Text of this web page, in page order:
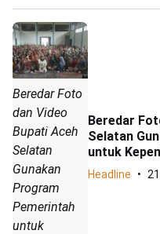
Beredar Foto
dan Video
Bupati Aceh
Selatan
Gunakan
Program
Pemerintah
untuk
Beredar
Selatan
untuk
Headline